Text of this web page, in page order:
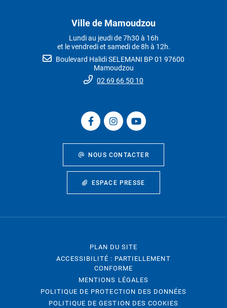
Ville de Mamoudzou
Lundi au jeudi de 7h30 à 16h
et le vendredi et samedi de 8h à 12h.
Boulevard Halidi SELEMANI BP 01 97600
Mamoudzou
02 69 66 50 10
NOUS CONTACTER
ESPACE PRESSE
PLAN DU SITE
ACCESSIBILITÉ : PARTIELLEMENT
CONFORME
MENTIONS LÉGALES
POLITIQUE DE PROTECTION DES DONNÉES
POLITIQUE DE GESTION DES COOKIES